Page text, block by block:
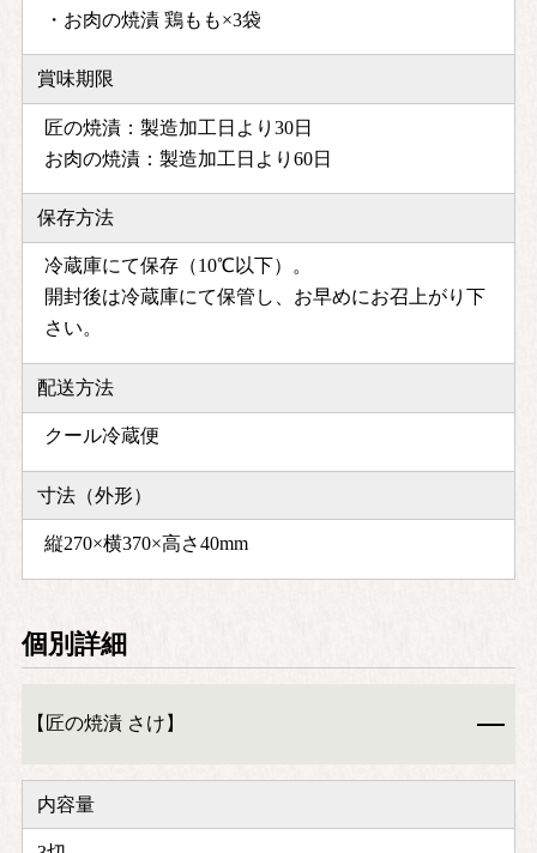
・お肉の焼漬 鶏もも×3袋
賞味期限
匠の焼漬：製造加工日より30日
お肉の焼漬：製造加工日より60日
保存方法
冷蔵庫にて保存（10℃以下）。
開封後は冷蔵庫にて保管し、お早めにお召上がり下
さい。
配送方法
クール冷蔵便
寸法（外形）
縦270×横370×高さ40mm
個別詳細
【匠の焼漬 さけ】
内容量